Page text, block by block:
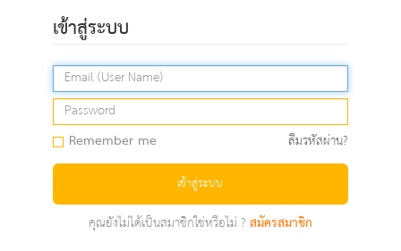
เข้าสู่ระบบ
Remember me ลืมรหัสผ่าน?
เข้าสู่ระบบ
คุณยังไม่ได้เป็นสมาชิกใช่หรือไม่ ?สมัครสมาชิก